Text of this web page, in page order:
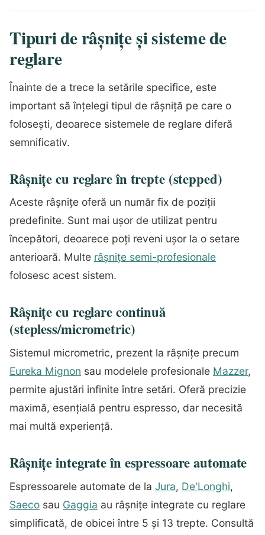
Tipuri de râșnițe și sisteme de
reglare
Înainte de a trece la setările specifice, este
important să înțelegi tipul de râșniță pe care o
folosești, deoarece sistemele de reglare diferă
semnificativ.
Râșnițe cu reglare în trepte (stepped)
Aceste râșnițe oferă un număr fix de poziții
predefinite. Sunt mai ușor de utilizat pentru
începători, deoarece poți reveni ușor la o setare
anterioară. Multe râșnițe semi-profesionale
folosesc acest sistem.
Râșnițe cu reglare continuă
(stepless/micrometric)
Sistemul micrometric, prezent la râșnițe precum
Eureka Mignon sau modelele profesionale Mazzer,
permite ajustări infinite între setări. Oferă precizie
maximă, esențială pentru espresso, dar necesită
mai multă experiență.
Râșnițe integrate în espressoare automate
Espressoarele automate de la Jura, De'Longhi,
Saeco sau Gaggia au râșnițe integrate cu reglare
simplificată, de obicei între 5 și 13 trepte. Consultă